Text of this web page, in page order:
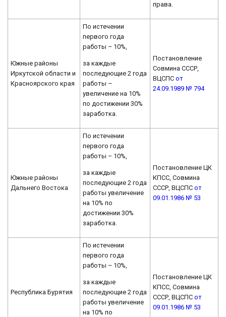
права.
Южные районы
Иркутской области и
Красноярского края
По истечении
первого года
работы – 10%,
за каждые
последующие 2 года
работы –
увеличение на 10%
по достижении 30%
заработка.
Постановление
Совмина СССР,
ВЦСПСот
24.09.1989 № 794
Южные районы
Дальнего Востока
По истечении
первого года
работы – 10%,
за каждые
последующие 2 года
работы увеличение
на 10% по
достижении 30%
заработка.
Постановление ЦК
КПСС, Совмина
СССР, ВЦСПСот
09.01.1986 № 53
Республика Бурятия
По истечении
первого года
работы – 10%,
за каждые
последующие 2 года
работы увеличение
на 10% по
Постановление ЦК
КПСС, Совмина
СССР, ВЦСПСот
09.01.1986 № 53